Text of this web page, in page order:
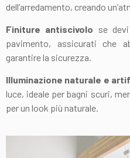
dell’arredamento, creando
Finiture antiscivolo se
pavimento, assicurati che
garantire la sicurezza.
Illuminazione naturale e
luce, ideale per bagni scuri,
per un look più naturale.